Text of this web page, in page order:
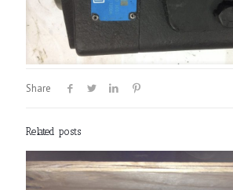
Share
Related posts